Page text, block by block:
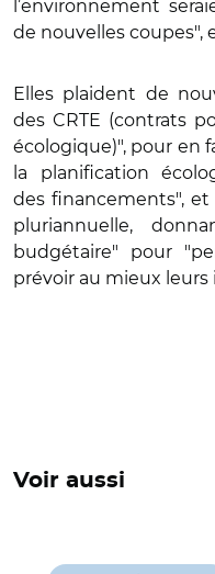
l’environnement
de nouvelles coupes",
Elles plaident de
des CRTE (contrats
écologique)", pour en
la planification
des financements",
pluriannuelle,
budgétaire" pour
prévoir au mieux
Voir aussi